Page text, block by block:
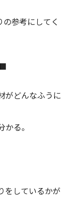
参考にしてく
がどんなふうに
る。
をしているかが